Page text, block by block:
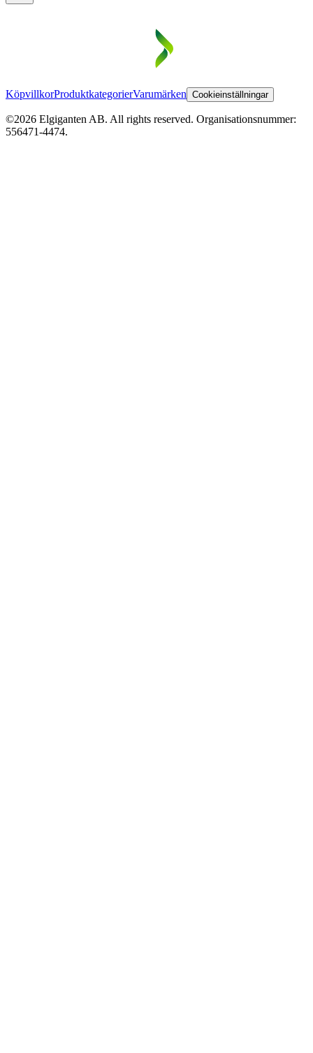
KöpvillkorProduktkategorierVarumärken Cookieinställningar
©2026 Elgiganten AB. All rights reserved. Organisationsnummer:
556471-4474.